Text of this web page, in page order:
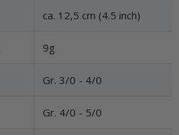
ca. 12,5 cm (4.5 inch)
9g
Gr. 3/0 - 4/0
Gr. 4/0 - 5/0